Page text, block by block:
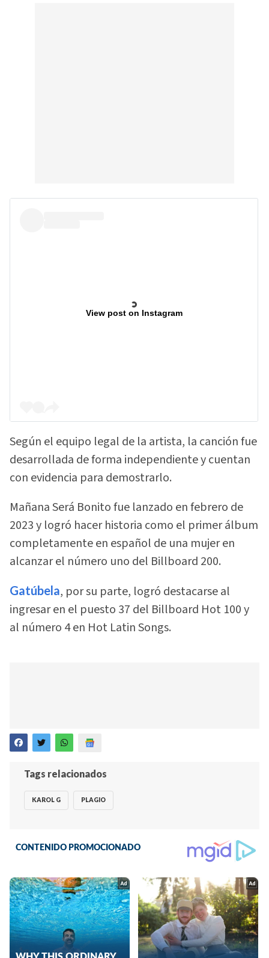
View post on Instagram
Según el equipo legal de la artista, la canción fue
desarrollada de forma independiente y cuentan
con evidencia para demostrarlo.
Mañana Será Bonito fue lanzado en febrero de
2023 y logró hacer historia como el primer álbum
completamente en español de una mujer en
alcanzar el número uno del Billboard 200.
Gatúbela, por su parte, logró destacarse al
ingresar en el puesto 37 del Billboard Hot 100 y
al número 4 en Hot Latin Songs.
Tags relacionados
KAROL G PLAGIO